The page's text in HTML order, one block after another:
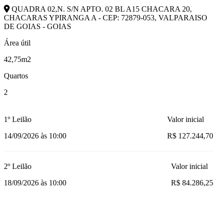
QUADRA 02,N. S/N APTO. 02 BL A15 CHACARA 20,
CHACARAS YPIRANGA A - CEP: 72879-053, VALPARAISO
DE GOIAS - GOIAS
Área útil
42,75m2
Quartos
2
1º Leilão
14/09/2026 às 10:00
Valor inicial
R$ 127.244,70
2º Leilão
18/09/2026 às 10:00
Valor inicial
R$ 84.286,25